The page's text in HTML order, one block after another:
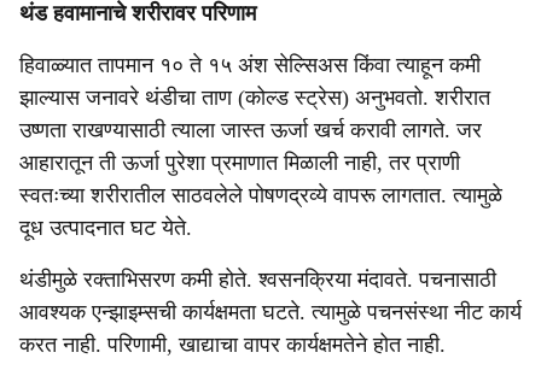
थंड हवामानाचे शरीरावर परिणाम
हिवाळ्यात तापमान १० ते १५ अंश सेल्सिअस किंवा त्याहून कमी
झाल्यास जनावरे थंडीचा ताण (कोल्ड स्ट्रेस) अनुभवतो. शरीरात
उष्णता राखण्यासाठी त्याला जास्त ऊर्जा खर्च करावी लागते. जर
आहारातून ती ऊर्जा पुरेशा प्रमाणात मिळाली नाही, तर प्राणी
स्वतःच्या शरीरातील साठवलेले पोषणद्रव्ये वापरू लागतात. त्यामुळे
दूध उत्पादनात घट येते.
थंडीमुळे रक्ताभिसरण कमी होते. श्वसनक्रिया मंदावते. पचनासाठी
आवश्यक एन्झाइम्सची कार्यक्षमता घटते. त्यामुळे पचनसंस्था नीट कार्य
करत नाही. परिणामी, खाद्याचा वापर कार्यक्षमतेने होत नाही.